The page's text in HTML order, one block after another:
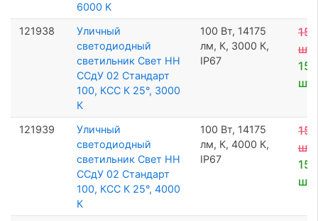
6000 K
121938
Уличный
светодиодный
светильник Свет НН
ССдУ 02 Стандарт
100, КСС К 25°, 3000
К
100 Вт, 14175
лм, К, 3000 К,
IP67
15
шт
15
шт
121939
Уличный
светодиодный
светильник Свет НН
ССдУ 02 Стандарт
100, КСС К 25°, 4000
К
100 Вт, 14175
лм, К, 4000 К,
IP67
15
шт
15
шт